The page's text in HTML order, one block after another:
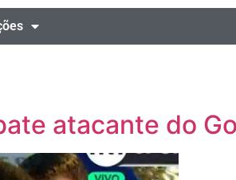
atacante do